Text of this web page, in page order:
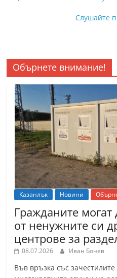
Слушайте
Обърнете внимание!
Казанлък Новини
Гражданите могат
от ненужните си
центрове за
08.07.2026 Иван Бонев
Във връзка със зачестилите